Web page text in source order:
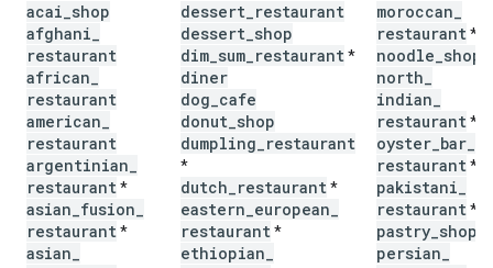
acai shop
afghani
restaurant
african
restaurant
american
restaurant
argentinian
restaurant*
asian fusion
restaurant*
asian
dessert restaurant
dessert shop
dim sum restaurant*
diner
dog cafe
donut shop
dumpling restaurant
*
dutch restaurant*
eastern european
restaurant*
ethiopian
moroccan
restaurant*
noodle shop
north
indian
restaurant*
oyster bar
restaurant*
pakistani
restaurant*
pastry shop
persian